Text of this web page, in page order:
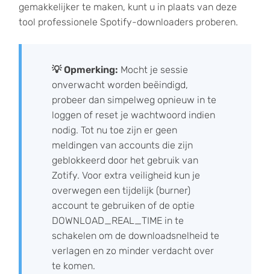
gemakkelijker te maken, kunt u in plaats van deze
tool professionele Spotify-downloaders proberen.
💡 Opmerking: Mocht je sessie
onverwacht worden beëindigd,
probeer dan simpelweg opnieuw in te
loggen of reset je wachtwoord indien
nodig. Tot nu toe zijn er geen
meldingen van accounts die zijn
geblokkeerd door het gebruik van
Zotify. Voor extra veiligheid kun je
overwegen een tijdelijk (burner)
account te gebruiken of de optie
DOWNLOAD_REAL_TIME in te
schakelen om de downloadsnelheid te
verlagen en zo minder verdacht over
te komen.